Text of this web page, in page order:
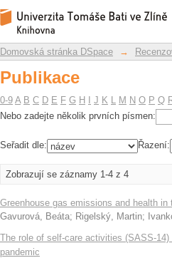
Publikace
Repozitář DSpace/Manakin
Domovská stránka DSpace →
Publikace
0-9 A B C D E F G H J K L M N O P Q
Nebo zadejte několik prvních písmen:
Seřadit dle: Řazení:
Zobrazují se záznamy 1-4 z 4
Greenhouse gas emissions and health
Gavurová, Beáta; Rigelský, Martin;
The role of self-care activities (SASS-
pandemic